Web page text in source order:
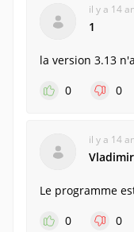
il y a 14
1
la version 3.13
0
0
il y a 14
Vladimir
Le programme
0
0